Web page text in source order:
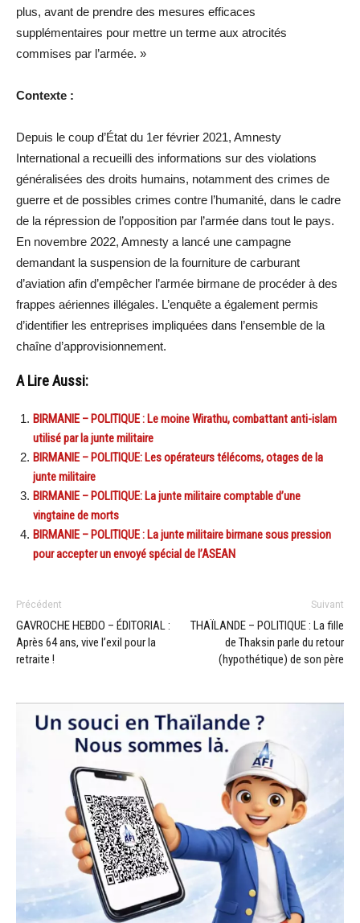
plus, avant de prendre des mesures efficaces
supplémentaires pour mettre un terme aux atrocités
commises par l’armée. »
Contexte :
Depuis le coup d’État du 1er février 2021, Amnesty
International a recueilli des informations sur des violations
généralisées des droits humains, notamment des crimes de
guerre et de possibles crimes contre l’humanité, dans le cadre
de la répression de l’opposition par l’armée dans tout le pays.
En novembre 2022, Amnesty a lancé une campagne
demandant la suspension de la fourniture de carburant
d’aviation afin d’empêcher l’armée birmane de procéder à des
frappes aériennes illégales. L’enquête a également permis
d’identifier les entreprises impliquées dans l’ensemble de la
chaîne d’approvisionnement.
A Lire Aussi:
BIRMANIE – POLITIQUE : Le moine Wirathu, combattant anti-islam
utilisé par la junte militaire
BIRMANIE – POLITIQUE: Les opérateurs télécoms, otages de la
junte militaire
BIRMANIE – POLITIQUE: La junte militaire comptable d’une
vingtaine de morts
BIRMANIE – POLITIQUE : La junte militaire birmane sous pression
pour accepter un envoyé spécial de l’ASEAN
Précédent
GAVROCHE HEBDO – ÉDITORIAL :
Après 64 ans, vive l’exil pour la
retraite !
Suivant
THAÏLANDE – POLITIQUE : La fille
de Thaksin parle du retour
(hypothétique) de son père